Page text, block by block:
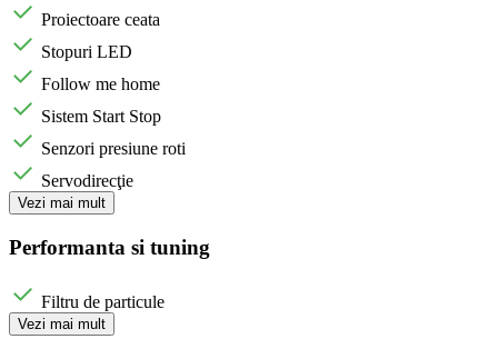
Proiectoare ceata
Stopuri LED
Follow me home
Sistem Start Stop
Senzori presiune roti
Servodirecţie
Vezi mai mult
Performanta si tuning
Filtru de particule
Vezi mai mult